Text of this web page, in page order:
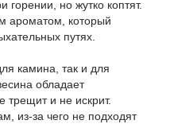
горении, но жутко коптят.
ароматом, который
путях.
камина, так и для
обладает
и не искрит.
из-за чего не подходят